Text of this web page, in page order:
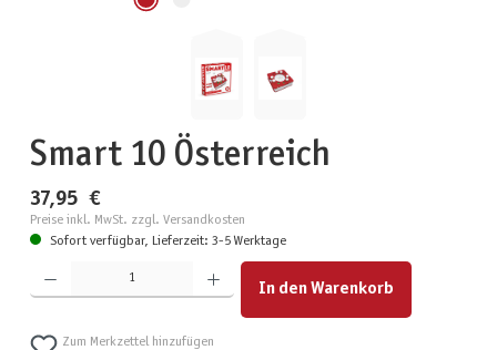
Smart 10 Österreich
37,95 €
Preise inkl. MwSt. zzgl. Versandkosten
Sofort verfügbar, Lieferzeit: 3-5 Werktage
Produkt Anzahl: Gib den gewünschten Wert ein oder benutze die Schaltflächen um die Anzahl zu
In den Warenkorb
Zum Merkzettel hinzufügen